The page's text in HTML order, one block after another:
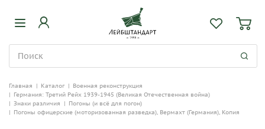
Главная | Каталог | Военная реконструкция
| Германия: Третий Рейх 1939-1945 (Великая Отечественная война)
| Знаки различия | Погоны (и всё для погон)
| Погоны офицерские (моторизованная разведка), Вермахт (Германия), Копия